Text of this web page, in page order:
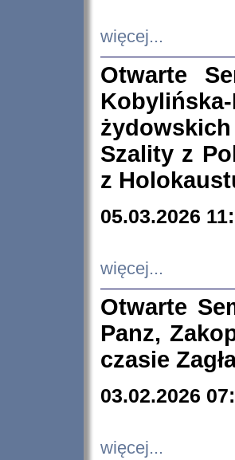
więcej...
Otwarte
Szality z
z
05.03.2026
więcej...
Otwarte
Panz,
czasie
03.02.2026
więcej...